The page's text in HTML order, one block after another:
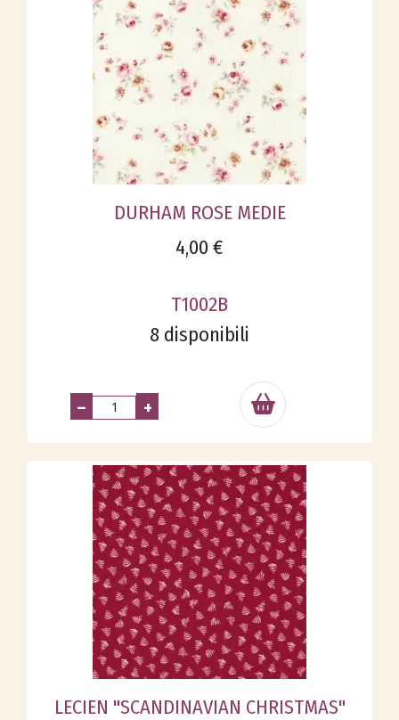
DURHAM ROSE MEDIE
4,00 €
T1002B
8 disponibili
– +
LECIEN "SCANDINAVIAN CHRISTMAS"